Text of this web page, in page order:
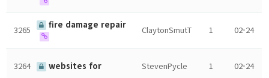
3265 fire damage repair ClaytonSmutT 1 02-24
3264 websites for StevenPycle 1 02-24